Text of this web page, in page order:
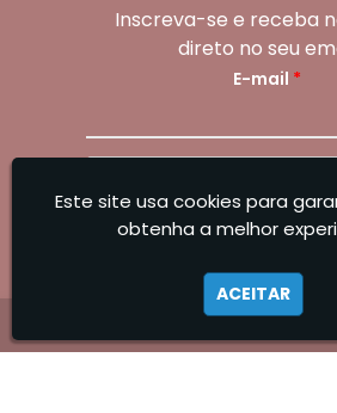
Inscreva-se e receba
direto no seu
E-mail *
Sangoleti Odontologia -
Este site usa cookies para
obtenha a melhor
ACEITAR